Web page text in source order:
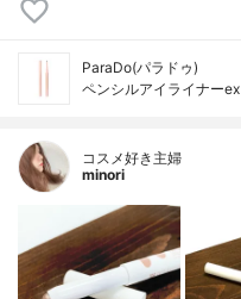
ParaDo(パラドゥ)
ペンシルアイライナーex
コスメ好き主婦
minori